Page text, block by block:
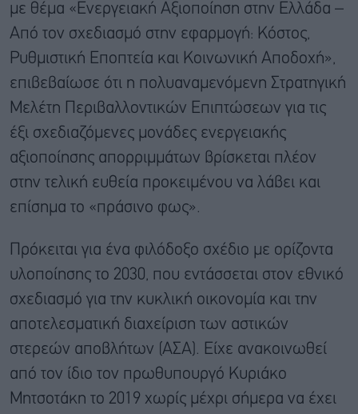
με θέμα «Ενεργειακή Αξιοποίηση στην Ελλάδα –
Από τον σχεδιασμό στην εφαρμογή: Κόστος,
Ρυθμιστική Εποπτεία και Κοινωνική Αποδοχή»,
επιβεβαίωσε ότι η πολυαναμενόμενη Στρατηγική
Μελέτη Περιβαλλοντικών Επιπτώσεων για τις
έξι σχεδιαζόμενες μονάδες ενεργειακής
αξιοποίησης απορριμμάτων βρίσκεται πλέον
στην τελική ευθεία προκειμένου να λάβει και
επίσημα το «πράσινο φως».
Πρόκειται για ένα φιλόδοξο σχέδιο με ορίζοντα
υλοποίησης το 2030, που εντάσσεται στον εθνικό
σχεδιασμό για την κυκλική οικονομία και την
αποτελεσματική διαχείριση των αστικών
στερεών αποβλήτων (ΑΣΑ). Είχε ανακοινωθεί
από τον ίδιο τον πρωθυπουργό Κυριάκο
Μητσοτάκη το 2019 χωρίς μέχρι σήμερα να έχει